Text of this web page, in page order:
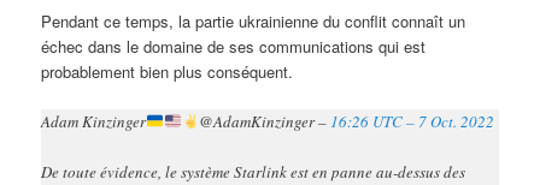
Pendant ce temps, la partie ukrainienne du conflit connaît un
échec dans le domaine de ses communications qui est
probablement bien plus conséquent.
Adam Kinzinger @AdamKinzinger – 16:26 UTC – 7 Oct. 2022
De toute évidence, le système Starlink est en panne au-dessus des